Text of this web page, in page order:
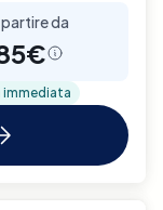
partire da